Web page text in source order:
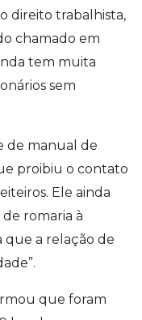
direito trabalhista,
chamado em
tem muita
sem
de manual de
proibiu o contato
Ele ainda
romaria à
que a relação de
que foram